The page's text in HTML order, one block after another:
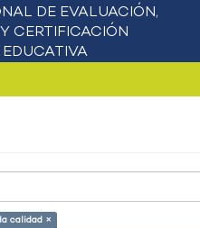
calidad ×